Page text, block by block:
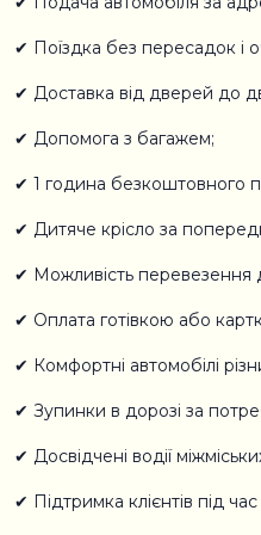
✔ Поїздка без пересадок і
✔ Доставка від дверей до
✔ Допомога з багажем;
✔ 1 година безкоштовного
✔ Дитяче крісло за
✔ Можливість перевезення
✔ Оплата готівкою або
✔ Комфортні автомобілі
✔ Зупинки в дорозі за
✔ Досвідчені водії
✔ Підтримка клієнтів під